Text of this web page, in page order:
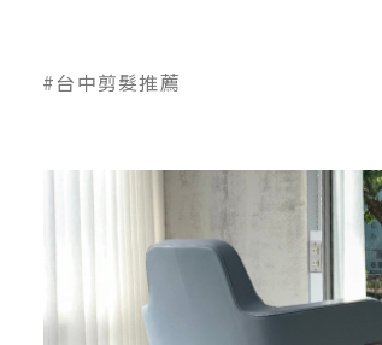
#台中剪髮推薦
10:00 ~ 19:30
（平日）